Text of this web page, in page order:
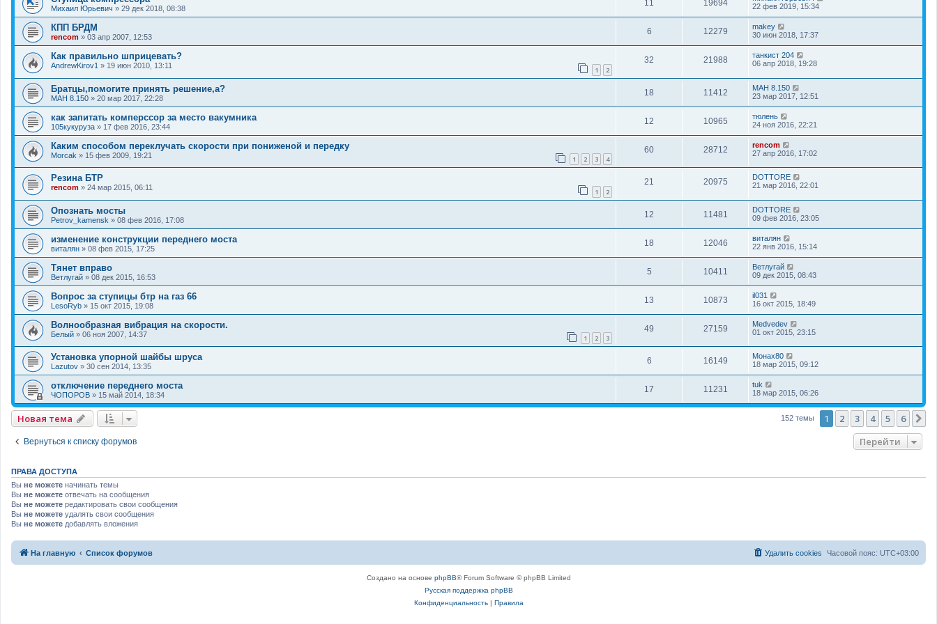
Михаил Юрьевич » 29 дек 2018, 08:38
11 19694
22 фев 2019, 15:34
КПП БРДМ
rencom » 03 апр 2007, 12:53
6 12279
makey
30 июн 2018, 17:37
Как правильно шприцевать?
AndrewKirov1 » 19 июн 2010, 13:11 1 2
32 21988
танкист 204
06 апр 2018, 19:28
Братцы,помогите принять решение,а?
МАН 8.150 » 20 мар 2017, 22:28
18 11412
МАН 8.150
23 мар 2017, 12:51
как запитать комперссор за место вакумника
105кукуруза » 17 фев 2016, 23:44
12 10965
тюлень
24 ноя 2016, 22:21
Каким способом переклучать скорости при пониженой и передку
Morcak » 15 фев 2009, 19:21 1 2 3 4
60 28712
rencom
27 апр 2016, 17:02
Резина БТР
rencom » 24 мар 2015, 06:11 1 2
21 20975
DOTTORE
21 мар 2016, 22:01
Опознать мосты
Petrov_kamensk » 08 фев 2016, 17:08
12 11481
DOTTORE
09 фев 2016, 23:05
изменение конструкции переднего моста
виталян » 08 фев 2015, 17:25
18 12046
виталян
22 янв 2016, 15:14
Тянет вправо
Ветлугай » 08 дек 2015, 16:53
5 10411
Ветлугай
09 дек 2015, 08:43
Вопрос за ступицы бтр на газ 66
LesoRyb » 15 окт 2015, 19:08
13 10873
il031
16 окт 2015, 18:49
Волнообразная вибрация на скорости.
Белый » 06 ноя 2007, 14:37 1 2 3
49 27159
Medvedev
01 окт 2015, 23:15
Установка упорной шайбы шруса
Lazutov » 30 сен 2014, 13:35
6 16149
Монах80
18 мар 2015, 09:12
отключение переднего моста
ЧОПОРОВ » 15 май 2014, 18:34
17 11231
tuk
18 мар 2015, 06:26
Новая тема 152 темы 1 2 3 4 5 6
Вернуться к списку форумов Перейти
ПРАВА ДОСТУПА
Вы не можете начинать темы
Вы не можете отвечать на сообщения
Вы не можете редактировать свои сообщения
Вы не можете удалять свои сообщения
Вы не можете добавлять вложения
На главную Список форумов Часовой пояс: UTC+03:00
Удалить cookies
Создано на основе phpBB® Forum Software © phpBB Limited
Русская поддержка phpBB
Конфиденциальность| Правила